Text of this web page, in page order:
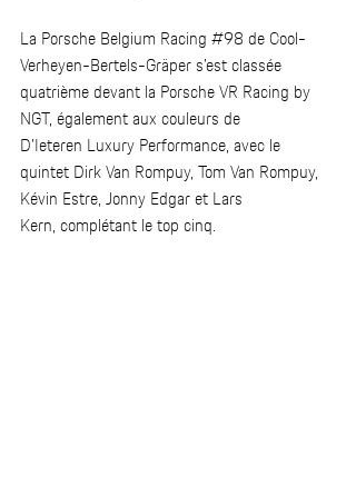
La Porsche Belgium Racing #98 de Cool-
Verheyen-Bertels-Gräper s’est classée
quatrième devant la Porsche VR Racing by
NGT, également aux couleurs de
D’Ieteren Luxury Performance, avec le
quintet Dirk Van Rompuy, Tom Van Rompuy,
Kévin Estre, Jonny Edgar et Lars
Kern, complétant le top cinq.